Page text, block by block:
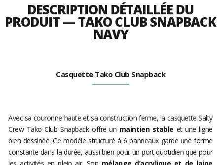
DESCRIPTION DÉTAILLÉE DU
PRODUIT — TAKO CLUB SNAPBACK
NAVY
Casquette Tako Club Snapback
Avec sa couronne haute et sa construction ferme, la casquette Salty
Crew Tako Club Snapback offre un maintien stable et une ligne
bien dessinée. Ce modèle structuré à 6 panneaux garde une forme
constante dans la durée, aussi bien pour un port quotidien que pour